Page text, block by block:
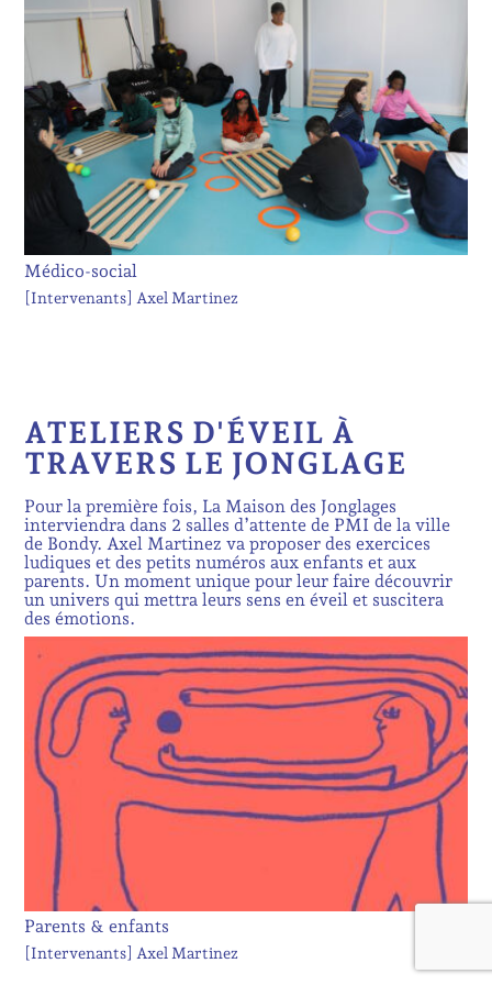
Médico-social
[Intervenants] Axel Martinez
ATELIERS D'ÉVEIL À
TRAVERS LE JONGLAGE
Pour la première fois, La Maison des Jonglages
interviendra dans 2 salles d’attente de PMI de la ville
de Bondy. Axel Martinez va proposer des exercices
ludiques et des petits numéros aux enfants et aux
parents. Un moment unique pour leur faire découvrir
un univers qui mettra leurs sens en éveil et suscitera
des émotions.
Parents & enfants
[Intervenants] Axel Martinez